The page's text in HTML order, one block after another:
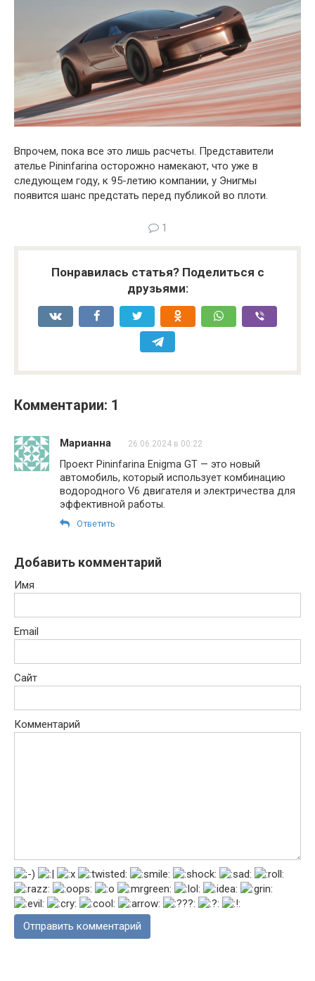
Впрочем, пока все это лишь расчеты. Представители
ателье Pininfarina осторожно намекают, что уже в
следующем году, к 95-летию компании, у Энигмы
появится шанс предстать перед публикой во плоти.
1
Понравилась статья? Поделиться с
друзьями:
Комментарии: 1
Марианна 26.06.2024 в 00:22
Проект Pininfarina Enigma GT — это новый
автомобиль, который использует комбинацию
водородного V6 двигателя и электричества для
эффективной работы.
Ответить
Добавить комментарий
Имя
Email
Сайт
Комментарий